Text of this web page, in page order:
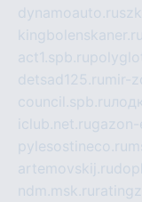
dynamoauto.ru
kingbolenskaner.ru
act1.spb.ru
detsad125.ru mir-
council.spb.ru
iclub.net.rugazon-
pylesostineco.ru
artemovskij.ru
ndm.msk.ru